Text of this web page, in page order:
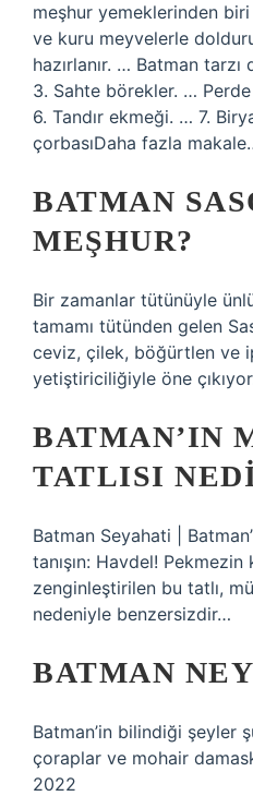
meşhur yemeklerinden
ve kuru meyvelerle
hazırlanır. … Batman
3. Sahte börekler. …
6. Tandır ekmeği. … 7.
çorbasıDaha fazla
BATMAN
MEŞHUR?
Bir zamanlar tütünüyle
tamamı tütünden gelen
ceviz, çilek, böğürtlen ve
yetiştiriciliğiyle öne
BATMAN’IN
TATLISI
Batman Seyahati |
tanışın: Havdel!
zenginleştirilen bu tatlı,
nedeniyle benzersizdir…
BATMAN
Batman’in bilindiği şeyler
çoraplar ve mohair
2022